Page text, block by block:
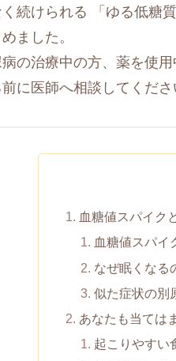
続けられる 「ゆる低糖
ました。
の治療中の方、薬を使
に医師へ相談してくださ
血糖値スパイク
血糖値スパイ
なぜ眠くなる
似た症状の別
あなたも当ては
起こりやすい